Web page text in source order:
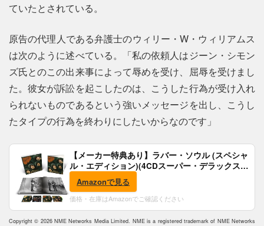
ていたとされている。
原告の代理人である弁護士のウィリー・W・ウィリアムス
は次のように述べている。「私の依頼人はジーン・シモン
ズ氏とのこの出来事によって辱めを受け、屈辱を受けまし
た。彼女が訴訟を起こしたのは、こうした行為が受け入れ
られないものであるという強いメッセージを出し、こうし
たタイプの行為を終わりにしたいからなのです」
【メーカー特典あり】ラバー・ソウル (スペシャ
ル・エディション)(4CDスーパー・デラックス)
(完全生産限定盤)(SHM-CD)(特典:B2ポスター付)
Amazonで見る
価格・在庫はAmazonでご確認ください
Copyright © 2026 NME Networks Media Limited. NME is a registered trademark of NME Networks